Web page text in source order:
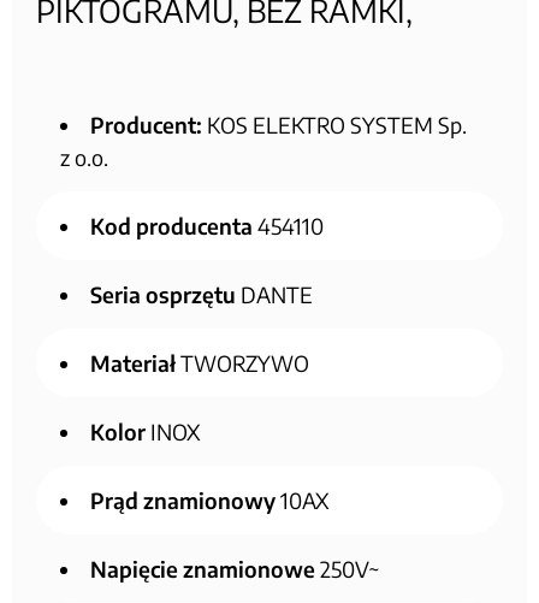
PIKTOGRAMU, BEZ RAMKI,
Producent: KOS ELEKTRO SYSTEM Sp.
z o.o.
Kod producenta 454110
Seria osprzętu DANTE
MateriałTWORZYWO
Kolor INOX
Prąd znamionowy10AX
Napięcie znamionowe250V~